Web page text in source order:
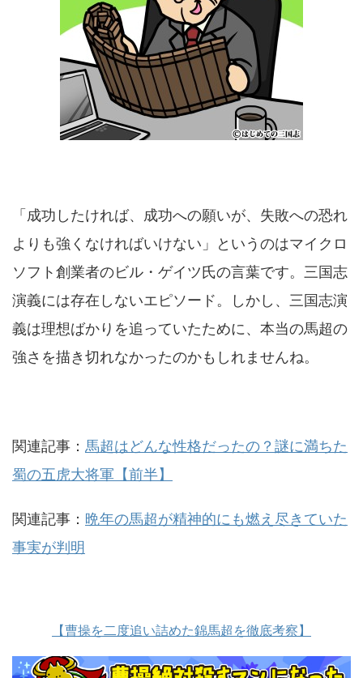
「成功したければ、成功への願いが、失敗への恐れ
よりも強くなければいけない」というのはマイクロ
ソフト創業者のビル・ゲイツ氏の言葉です。三国志
演義には存在しないエピソード。しかし、三国志演
義は理想ばかりを追っていたために、本当の馬超の
強さを描き切れなかったのかもしれませんね。
関連記事： 馬超はどんな性格だったの？謎に満ちた
蜀の五虎大将軍【前半】
関連記事： 晩年の馬超が精神的にも燃え尽きていた
事実が判明
【曹操を二度追い詰めた錦馬超を徹底考察】